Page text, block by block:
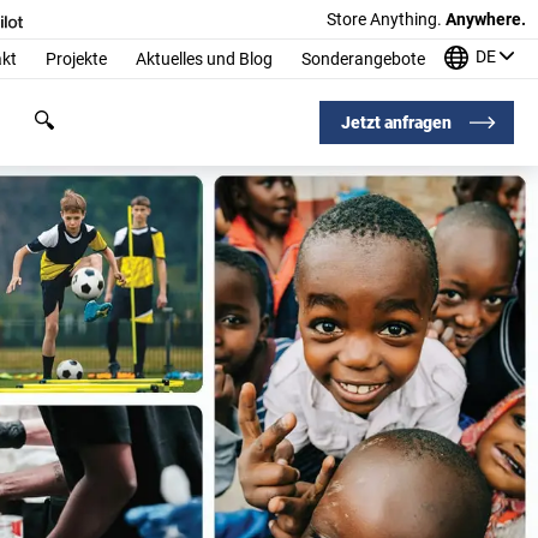
Store Anything. Anywhere.
Projekte Aktuelles und Blog Sonderangebote DE
Jetzt anfragen